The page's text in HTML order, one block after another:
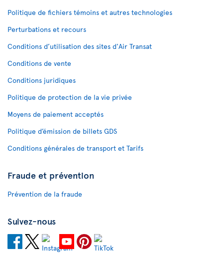
Politique de fichiers témoins et autres technologies
Perturbations et recours
Conditions d’utilisation des sites d'Air Transat
Conditions de vente
Conditions juridiques
Politique de protection de la vie privée
Moyens de paiement acceptés
Politique d’émission de billets GDS
Conditions générales de transport et Tarifs
Fraude et prévention
Prévention de la fraude
Suivez-nous